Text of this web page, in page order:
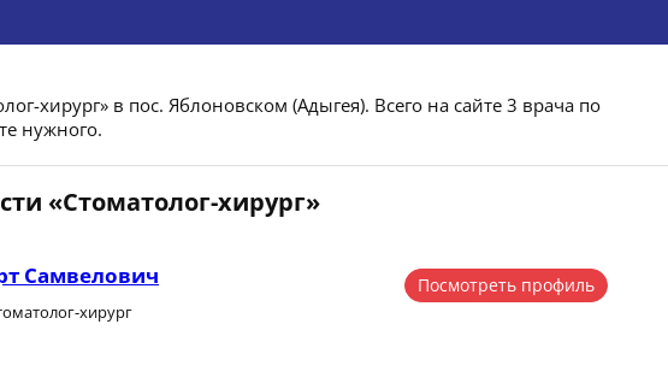
хирург» в пос. Яблоновском (Адыгея). Всего на сайте 3 врача по
нужного.
«Стоматолог-хирург»
Самвелович
хирург
Посмотреть профиль